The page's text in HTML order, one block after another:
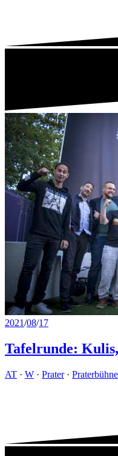
2021/08/17
Tafelrunde:
AT · W · Prater· Praterbühne